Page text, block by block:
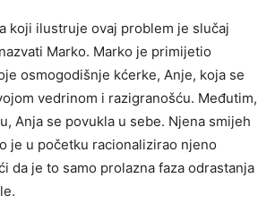
koji ilustruje ovaj problem je slučaj
Marko. Marko je primijetio
osmogodišnje kćerke, Anje, koja se
vedrinom i razigranošću. Međutim,
Anja se povukla u sebe. Njena smijeh
je u početku racionalizirao njeno
da je to samo prolazna faza odrastanja